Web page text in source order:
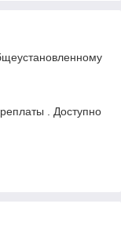
. Доступно